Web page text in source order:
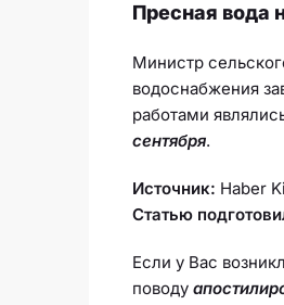
Пресная вода
Министр
водоснабжения
работами
сентября.
Источник: Haber
Статью
Если у Вас
поводу